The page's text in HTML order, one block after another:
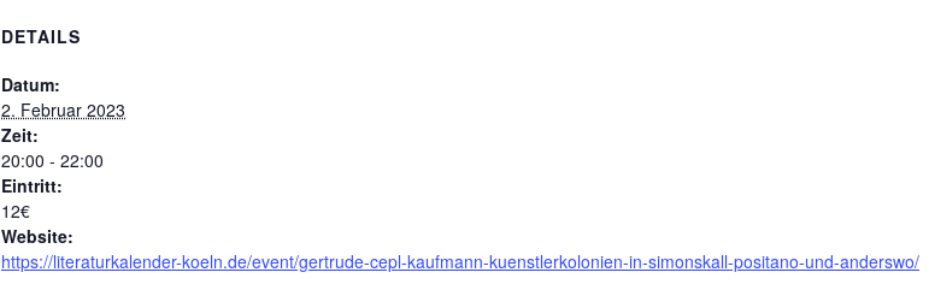
DETAILS
Datum:
2. Februar 2023
Zeit:
20:00 - 22:00
Eintritt:
12€
Website:
https://literaturkalender-koeln.de/event/gertrude-cepl-kaufmann-kuenstlerkolonien-in-simonskall-positano-und-anderswo/